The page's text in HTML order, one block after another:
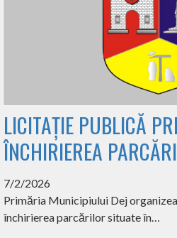
LICITAȚIE PUBLICĂ
ÎNCHIRIEREA
7/2/2026
Primăria Municipiului Dej
închirierea parcărilor situate în…